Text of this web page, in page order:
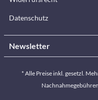
Datenschutz
Newsletter
* Alle Preise inkl. gesetzl.